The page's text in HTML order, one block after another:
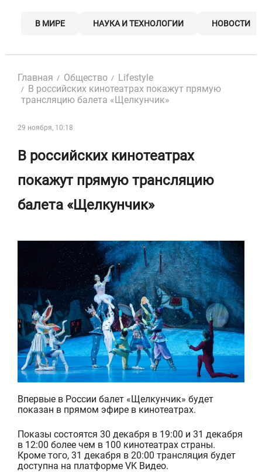
В МИРЕ НАУКА И ТЕХНОЛОГИИ НОВОСТИ
Главная Общество
Lifestyle
В российских кинотеатрах покажут прямую
трансляцию балета «Щелкунчик»
29 ноября, 10:18
В российских кинотеатрах
покажут прямую трансляцию
балета «Щелкунчик»
Впервые в России балет «Щелкунчик» будет
показан в прямом эфире в кинотеатрах.
Показы состоятся 30 декабря в 19:00 и 31 декабря
в 12:00 более чем в 100 кинотеатрах страны.
Кроме того, 31 декабря в 20:00 трансляция будет
доступна на платформе VK Видео.